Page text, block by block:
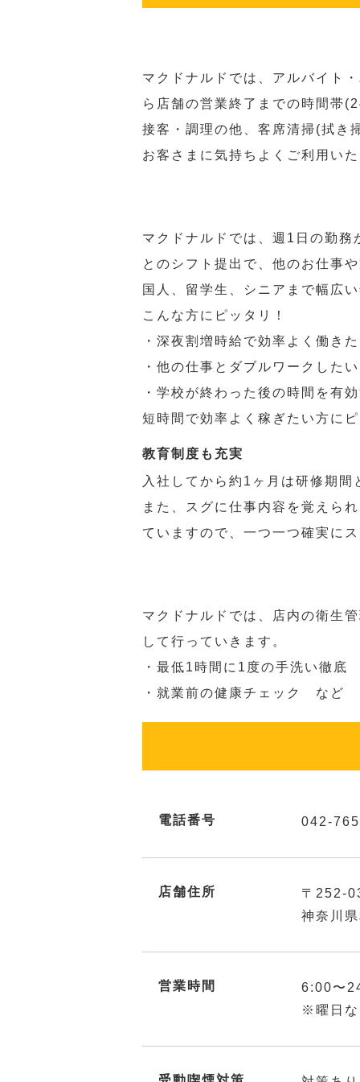
マクドナルドでは、アルバイト
ら店舗の営業終了までの時間帯
接客・調理の他、客席清掃(拭き
お客さまに気持ちよくご利用い
マクドナルドでは、週1日の勤
とのシフト提出で、他のお仕事
国人、留学生、シニアまで幅広
こんな方にピッタリ！
・深夜割増時給で効率よく働き
・他の仕事とダブルワークしたい
・学校が終わった後の時間を有
短時間で効率よく稼ぎたい方に
教育制度も充実
入社してから約1ヶ月は研修期
また、スグに仕事内容を覚えら
ていますので、一つ一つ確実に
マクドナルドでは、店内の衛生
して行っていきます。
・最低1時間に1度の手洗い徹底
・就業前の健康チェック など
電話番号 042-
店舗住所
〒252-
神奈川
営業時間
6:00〜
※曜日な